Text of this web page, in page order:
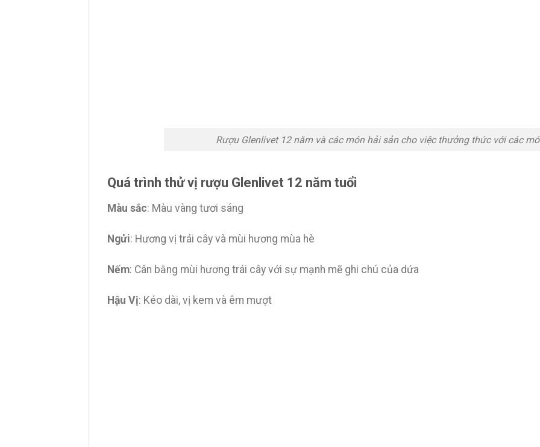
Rượu Glenlivet 12 năm và các món hải sản cho việc thưởng thức với các
Quá trình thử vị rượu Glenlivet 12 năm tuổi
Màu sắc: Màu vàng tươi sáng
Ngửi: Hương vị trái cây và mùi hương mùa hè
Nếm: Cân bằng mùi hương trái cây với sự mạnh mẽ ghi chú của dứa
Hậu Vị: Kéo dài, vị kem và êm mượt